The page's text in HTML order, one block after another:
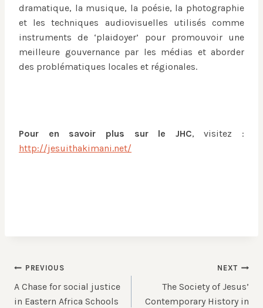
dramatique, la musique, la poésie, la photographie
et les techniques audiovisuelles utilisés comme
instruments de ‘plaidoyer’ pour promouvoir une
meilleure gouvernance par les médias et aborder
des problématiques locales et régionales.
Pour en savoir plus sur le JHC, visitez :
http://jesuithakimani.net/
Post
navigation
PREVIOUS
A Chase for social justice
in Eastern Africa Schools
NEXT
The Society of Jesus’
Contemporary History in